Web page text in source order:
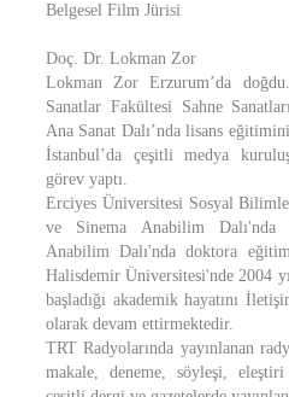
Belgesel Film Jürisi
Doç. Dr. Lokman Zor
Lokman Zor Erzurum’da
Sanatlar Fakültesi Sahne
Ana Sanat Dalı’nda lisans
İstanbul’da çeşitli medya
görev yaptı.
Erciyes Üniversitesi Sosyal
ve Sinema Anabilim Dalı'nda
Anabilim Dalı'nda doktora
Halisdemir Üniversitesi'nde 2004
başladığı akademik hayatını
olarak devam ettirmektedir.
TRT Radyolarında yayınlanan
makale, deneme, söyleşi,